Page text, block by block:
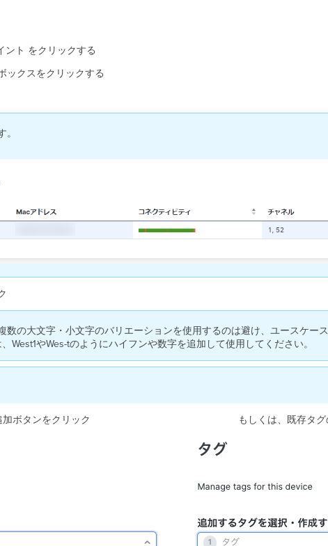
ント をクリックする
ックスをクリックする
数の大文字・小文字のバリエーションを使用するのは避け、ユースケー
West1やWes-tのようにハイフンや数字を追加して使用してください。
ボタンをクリック もしくは、既存タ